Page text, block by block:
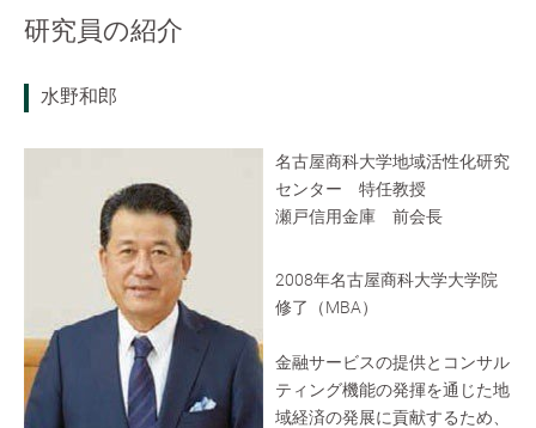
研究員の紹介
水野和郎
名古屋商科大学地域活性化研究
センター 特任教授
瀬戸信用金庫 前会長
2008年名古屋商科大学大学院
修了（MBA）
金融サービスの提供とコンサル
ティング機能の発揮を通じた地
域経済の発展に貢献するため、